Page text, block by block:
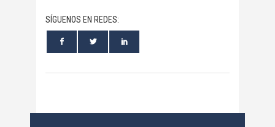
SÍGUENOS EN REDES: